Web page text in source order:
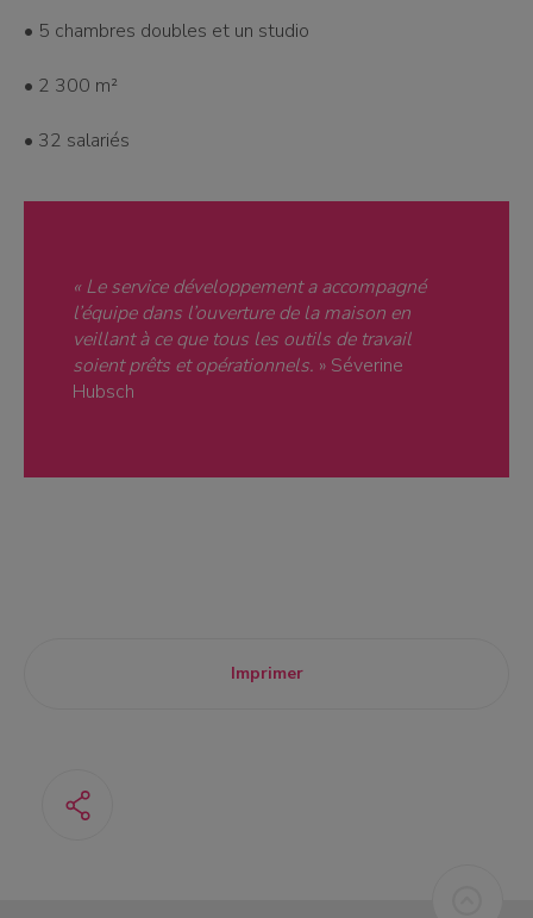
• 5 chambres doubles et un studio
• 2 300 m²
• 32 salariés
« Le service développement a accompagné
l’équipe dans l’ouverture de la maison en
veillant à ce que tous les outils de travail
soient prêts et opérationnels. » Séverine
Hubsch
Imprimer